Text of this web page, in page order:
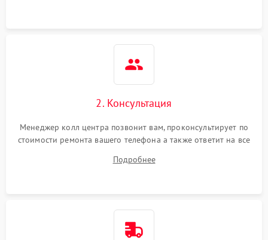
2. Консультация
Менеджер колл центра позвонит вам, проконсультирует по
стоимости ремонта вашего телефона а также ответит на все
Подробнее